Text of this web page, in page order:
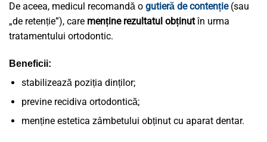
De aceea, medicul recomandă o gutieră de contenție(sau
„de retenție”), care menține rezultatul obținutîn urma
tratamentului ortodontic.
Beneficii:
stabilizează poziția dinților;
previne recidiva ortodontică;
menține estetica zâmbetului obținut cu aparat dentar.